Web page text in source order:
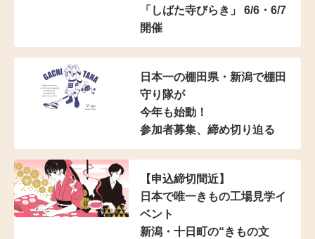
「しばた寺びらき」 6/6・6/7
開催
日本一の棚田県・新潟で棚田
守り隊が
今年も始動！
参加者募集、締め切り迫る
【申込締切間近】
日本で唯一きもの工場見学イ
ベント
新潟・十日町の“きもの文